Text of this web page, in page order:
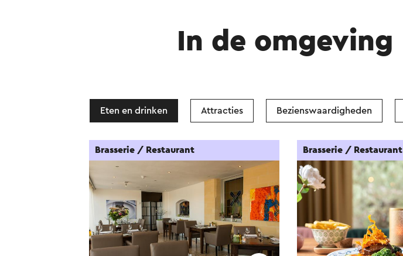
In de omgeving
Eten en drinken Attracties Bezienswaardigheden
Brasserie / Restaurant Brasserie / Restaurant